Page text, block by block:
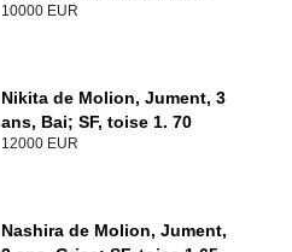
10000 EUR
Nikita de Molion, Jument, 3
ans, Bai; SF, toise 1. 70
12000 EUR
Nashira de Molion, Jument,